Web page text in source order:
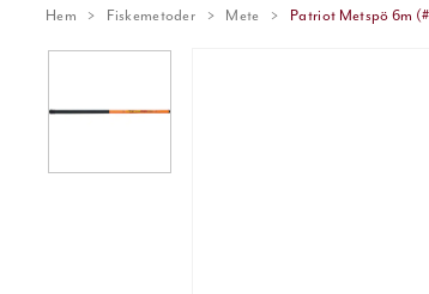
Hem Fiskemetoder Mete Patriot Metspö 6m